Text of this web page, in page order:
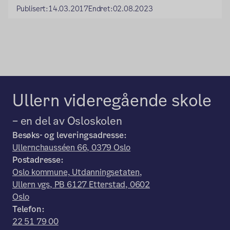
Publisert:14.03.2017Endret:02.08.2023
Ullern videregående skole
– en del av Osloskolen
Besøks- og leveringsadresse:
Ullernchausséen 66, 0379 Oslo
Postadresse:
Oslo kommune, Utdanningsetaten,
Ullern vgs, PB 6127 Etterstad, 0602
Oslo
Telefon:
22 51 79 00